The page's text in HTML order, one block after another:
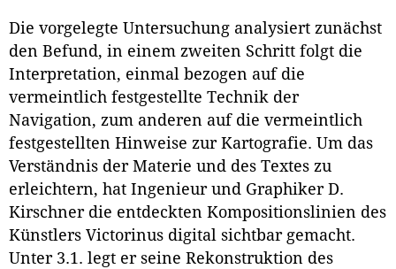
Die vorgelegte Untersuchung analysiert zunächst
den Befund, in einem zweiten Schritt folgt die
Interpretation, einmal bezogen auf die
vermeintlich festgestellte Technik der
Navigation, zum anderen auf die vermeintlich
festgestellten Hinweise zur Kartografie. Um das
Verständnis der Materie und des Textes zu
erleichtern, hat Ingenieur und Graphiker D.
Kirschner die entdeckten Kompositionslinien des
Künstlers Victorinus digital sichtbar gemacht.
Unter 3.1. legt er seine Rekonstruktion des